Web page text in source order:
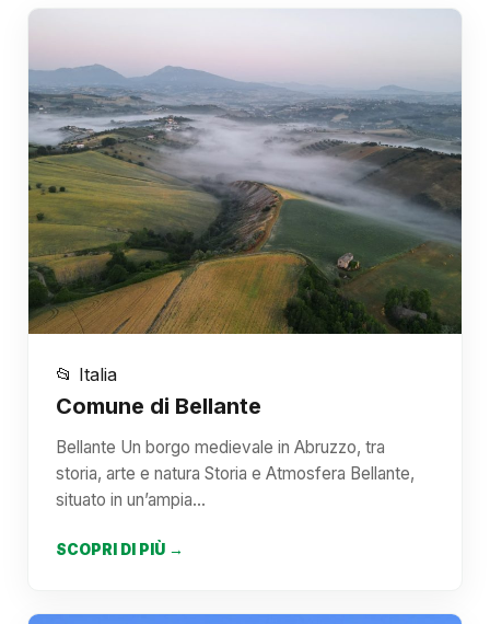
📂 Italia
Comune di Bellante
Bellante Un borgo medievale in Abruzzo, tra
storia, arte e natura Storia e Atmosfera Bellante,
situato in un’ampia…
SCOPRI DI PIÙ →